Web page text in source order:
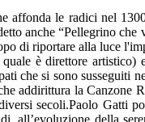
affonda le radici nel
anche “Pellegrino
di riportare alla luce
è direttore
che si sono susseguiti
addirittura la Canzone
secoli.Paolo Gatti
all’evoluzione della